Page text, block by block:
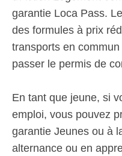
garantie Loca Pass.
des formules à prix
transports en
passer le permis de
En tant que jeune, si
emploi, vous pouvez
garantie Jeunes ou à
alternance ou en